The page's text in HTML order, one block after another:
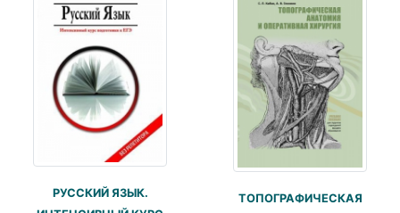
РУССКИЙ ЯЗЫК.
ТОПОГРАФИЧЕСКАЯ